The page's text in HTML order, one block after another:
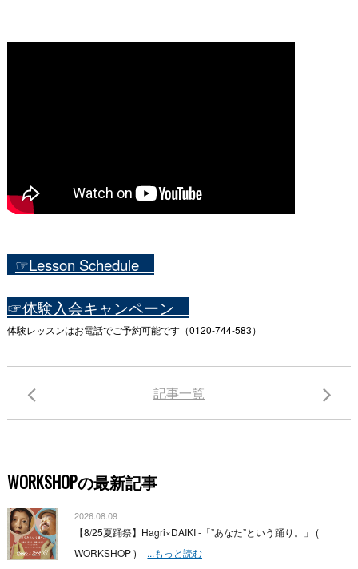
☞Lesson Schedule
☞体験入会キャンペーン
体験レッスンはお電話でご予約可能です（0120-744-583）
記事一覧
WORKSHOPの最新記事
2026.08.09
【8/25夏踊祭】Hagri×DAIKI -「”あなた”という踊り。」 (
WORKSHOP )
...もっと読む